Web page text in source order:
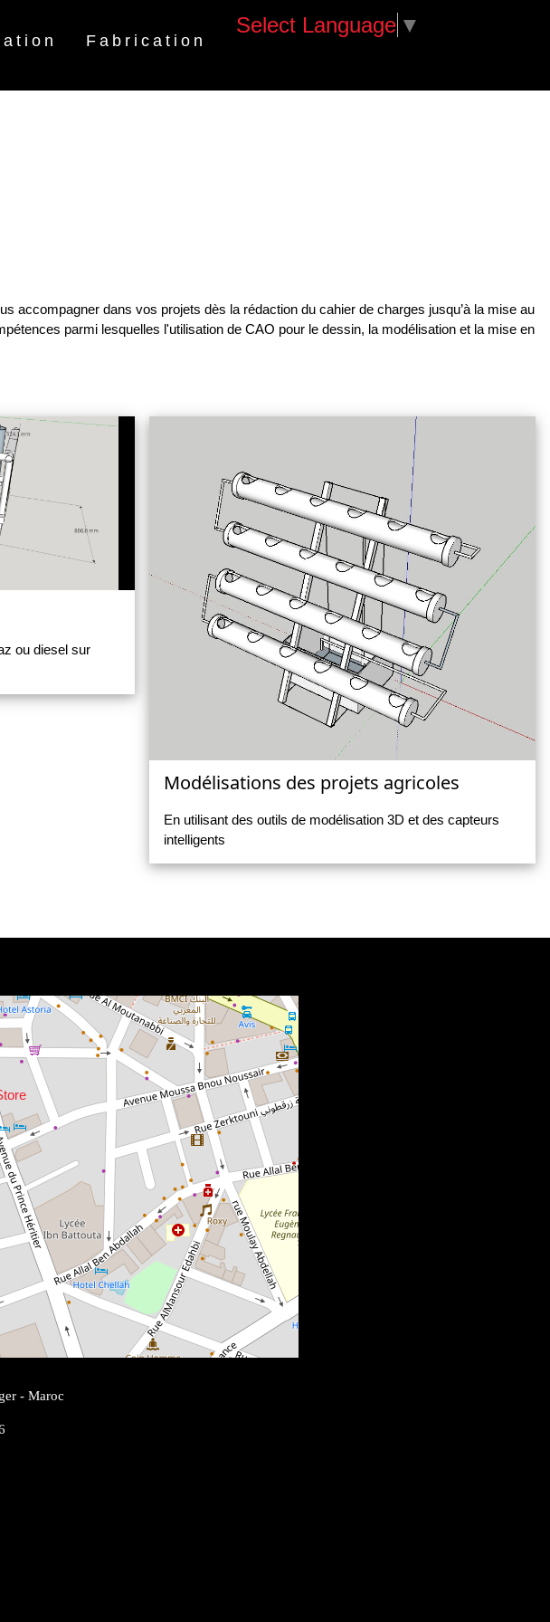
Fabrication
Select Language ▼
dans vos projets dès la rédaction du cahier de charges jusqu’à la mise au
parmi lesquelles l'utilisation de CAO pour le dessin, la modélisation et la mise en
ou diesel sur
Modélisations des projets agricoles
En utilisant des outils de modélisation 3D et des capteurs
intelligents
- Maroc